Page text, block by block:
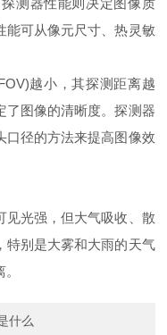
测器性能则决定图像质
能可从像元尺寸、热灵敏
越小，其探测距离越
了图像的清晰度。探测器
口径的方法来提高图像效
光强，但大气吸收、散
特别是大雾和大雨的天气
什么